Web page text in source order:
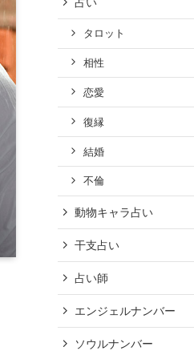
タロット
相性
恋愛
復縁
結婚
不倫
動物キャラ占い
干支占い
占い師
エンジェルナンバー
ソウルナンバー